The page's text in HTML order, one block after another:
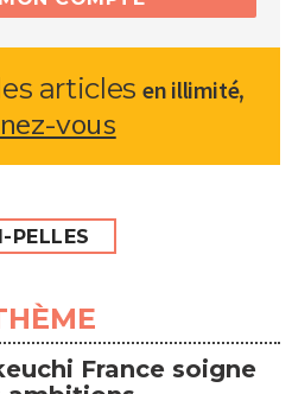
articlesen illimité,
vous
PELLES
France soigne